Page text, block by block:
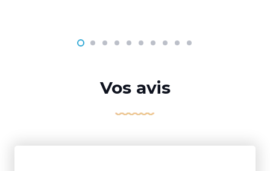
Vos avis